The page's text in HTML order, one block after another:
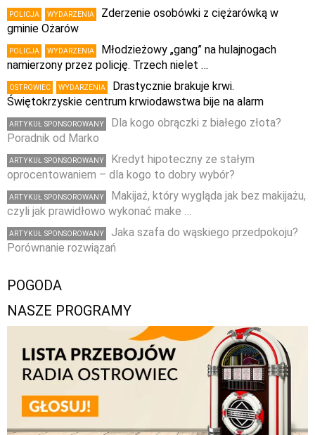
POLICJA WYDARZENIA
Zderzenie osobówki z ciężarówką w
gminie Ożarów
POLICJA WYDARZENIA
Młodzieżowy „gang” na hulajnogach
namierzony przez policję. Trzech nielet …
OSTROWIEC WYDARZENIA
Drastycznie brakuje krwi.
Świętokrzyskie centrum krwiodawstwa bije na alarm
ARTYKUŁ SPONSOROWANY
Dla kogo obrączki z białego złota?
Poradnik od Marko
ARTYKUŁ SPONSOROWANY
Kredyt hipoteczny ze stałym
oprocentowaniem – dla kogo to dobry wybór?
ARTYKUŁ SPONSOROWANY
Makijaż, który wygląda jak bez makijażu,
czyli jak prawidłowo wykonać make …
ARTYKUŁ SPONSOROWANY
Jaka szafa do wąskiego przedpokoju?
Porównanie rozwiązań
POGODA
NASZE PROGRAMY